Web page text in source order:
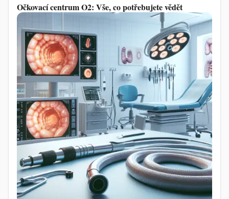
Očkovací centrum O2: Vše, co potřebujete vědět